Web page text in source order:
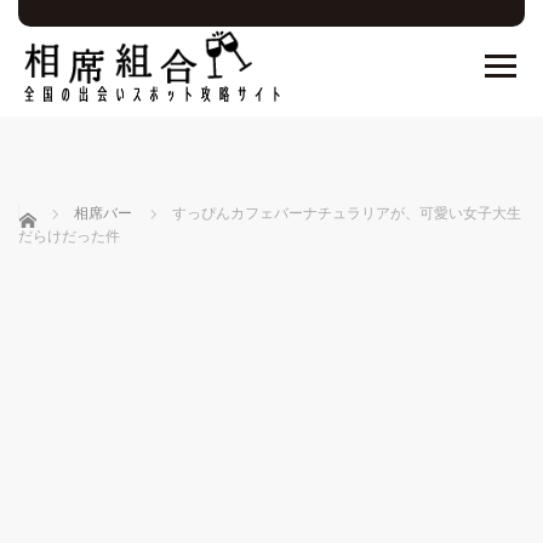
ホーム 相席バー
すっぴんカフェバーナチュラリアが、可愛い女子大生
だらけだった件